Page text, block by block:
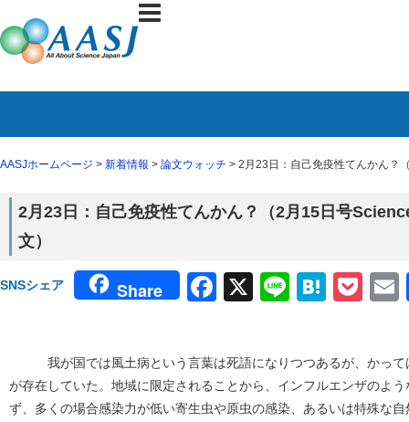
AASJホームページ > 新着情報 > 論文ウォッチ > 2月23日：自己免疫性てんかん？
2月23日：自己免疫性てんかん？（2月15日号
文）
SNSシェア Share Facebook
X Line
我が国では風土病という言葉は死語になりつつあるが、かって
が存在していた。地域に限定されることから、インフルエンザのよ
ず、多くの場合感染力が低い寄生虫や原虫の感染、あるいは特殊な